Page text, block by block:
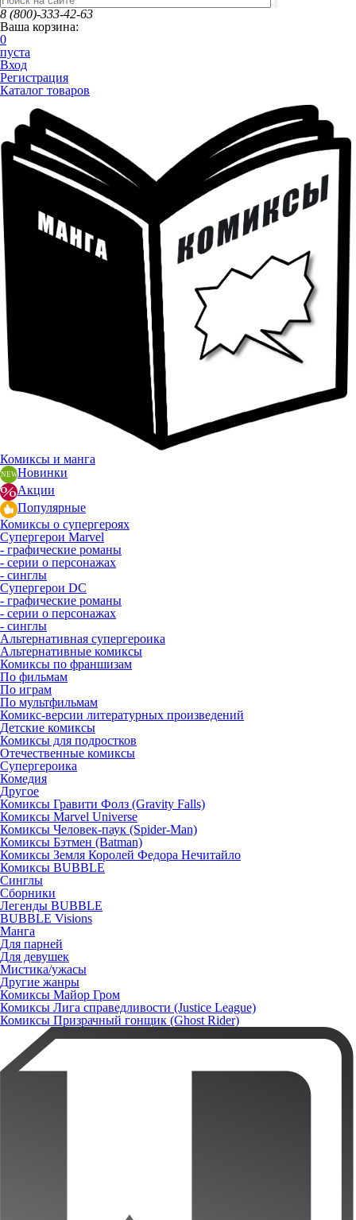
8 (800)-333-42-63
Ваша корзина:
0
пуста
Вход
Регистрация
Каталог товаров
Комиксы и манга
Новинки
Акции
Популярные
Комиксы о супергероях
Супергерои Marvel
- графические романы
- серии о персонажах
- синглы
Супергерои DC
- графические романы
- серии о персонажах
- синглы
Альтернативная супергероика
Альтернативные комиксы
Комиксы по франшизам
По фильмам
По играм
По мультфильмам
Комикс-версии литературных произведений
Детские комиксы
Комиксы для подростков
Отечественные комиксы
Супергероика
Комедия
Другое
Комиксы Гравити Фолз (Gravity Falls)
Комиксы Marvel Universe
Комиксы Человек-паук (Spider-Man)
Комиксы Бэтмен (Batman)
Комиксы Земля Королей Федора Нечитайло
Комиксы BUBBLE
Синглы
Сборники
Легенды BUBBLE
BUBBLE Visions
Манга
Для парней
Для девушек
Мистика/ужасы
Другие жанры
Комиксы Майор Гром
Комиксы Лига справедливости (Justice League)
Комиксы Призрачный гонщик (Ghost Rider)